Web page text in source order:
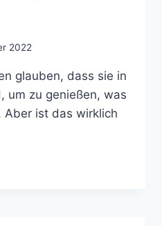
2022
glauben, dass sie in
um zu genießen, was
Aber ist das wirklich